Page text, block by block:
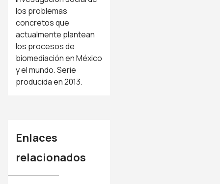
los problemas
concretos que
actualmente plantean
los procesos de
biomediación en México
y el mundo. Serie
producida en 2013.
Enlaces
relacionados